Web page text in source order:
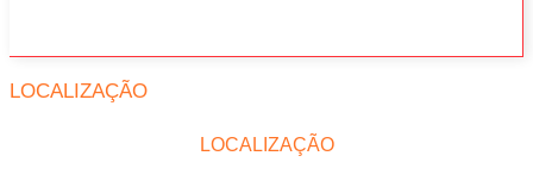
LOCALIZAÇÃO
LOCALIZAÇÃO